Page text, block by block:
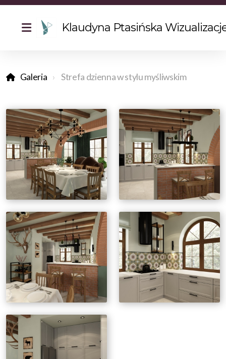
Klaudyna Ptasińska
Galeria Strefa dzienna w stylu myśliwskim